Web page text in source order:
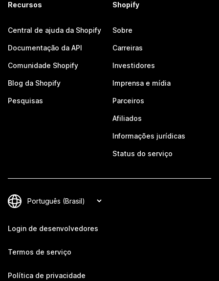
Recursos
Central de ajuda da Shopify
Documentação da API
Comunidade Shopify
Blog da Shopify
Pesquisas
Shopify
Sobre
Carreiras
Investidores
Imprensa e mídia
Parceiros
Afiliados
Informações jurídicas
Status do serviço
Login de desenvolvedores
Termos de serviço
Política de privacidade